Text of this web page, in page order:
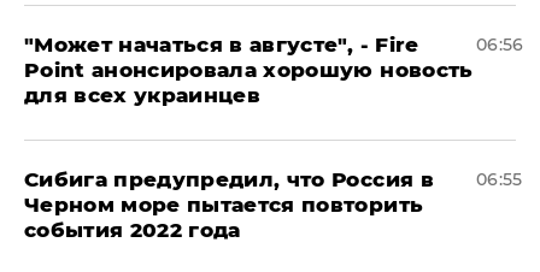
"Может начаться в августе", - Fire
Point анонсировала хорошую новость
для всех украинцев
06:56
Сибига предупредил, что Россия в
Черном море пытается повторить
события 2022 года
06:55